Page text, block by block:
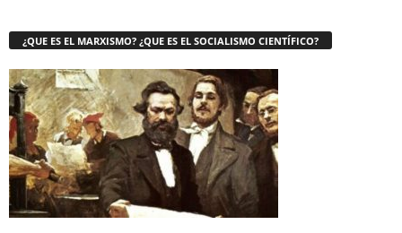
¿QUE ES EL MARXISMO? ¿QUE ES EL SOCIALISMO CIENTÍFICO?